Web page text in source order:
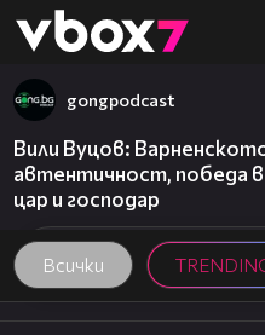
👾
Всички
gongpodcast
Вили Вуцов:
автентичност, победа
цар и господар
17:33